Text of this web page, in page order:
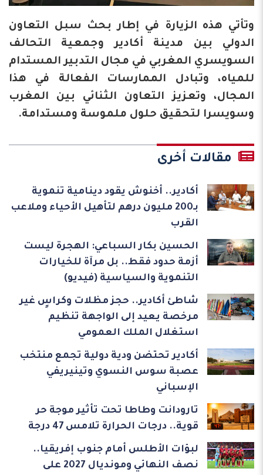
وتأتي هذه الزيارة في إطار بحث سبل التعاون
الدولي بين مدينة أكادير وجمعية التحالف
السويسري المغربي في مجال التدبير المستدام
للمياه، وتبادل الممارسات الفعالة في هذا
المجال، وتعزيز التعاون الثنائي بين المغرب
وسويسرا لتحقيق حلول ملموسة ومستدامة.
مقالات أخرى
أكادير.. أخنوش يقود دينامية تنموية
بـ200 مليون درهم لتأهيل الأحياء وملاعب
القرب
الحسين بكار السباعي: الهجرة ليست
أزمة حدود فقط.. بل مرآة للخيارات
التنموية والسياسية (فيديو)
شاطئ أكادير.. حجز مظلات وكراسٍ غير
مرخصة يعيد إلى الواجهة تنظيم
استغلال الملك العمومي
أكادير تحتضن ودية دولية تجمع منتخب
عصبة سوس النسوي وتينيريفي
الإسباني
تارودانت وطاطا تحت تأثير موجة حر
قوية.. درجات الحرارة تلامس 47 درجة
لبؤات الأطلس أمام جنوب إفريقيا..
نصف النهائي ومونديال 2027 على